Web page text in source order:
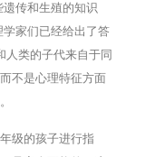
传和生殖的知识
学家们已经给出了答
人类的子代来自于同
不是心理特征方面
级的孩子进行指